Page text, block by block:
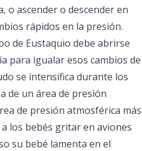
o ascender o descender en
rápidos en la presión.
de Eustaquio debe abrirse
para igualar esos cambios de
se intensifica durante los
de un área de presión
de presión atmosférica más
los bebés gritar en aviones
su bebé lamenta en el